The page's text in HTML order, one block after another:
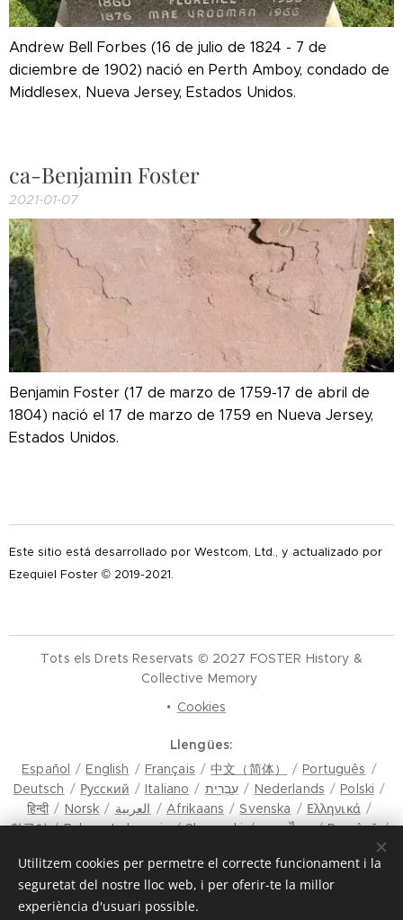
Andrew Bell Forbes (16 de julio de 1824 - 7 de
diciembre de 1902) nació en Perth Amboy, condado de
Middlesex, Nueva Jersey, Estados Unidos.
ca-Benjamin Foster
2021-01-07
Benjamin Foster (17 de marzo de 1759-17 de abril de
1804) nació el 17 de marzo de 1759 en Nueva Jersey,
Estados Unidos.
Este sitio está desarrollado por Westcom, Ltd., y actualizado por
Ezequiel Foster © 2019-2021.
Tots els Drets Reservats © 2027 FOSTER History &
Collective Memory
Cookies
Llengües
Español
English Français 中文（简体）
Português
Deutsch
Русский Italiano עִבְרִית Nederlands
Polski
हिन्दी
Norsk العربية Afrikaans Svenska
Ελληνικά
한국어
Bahasa Indonesia Slovenski ภาษาไทย
Română
Latviešu Valoda
Türkçe Tiếng Việt 日本語
Srpski
Eesti keel
Magyar മലയാളം فارسی
Bosanski
Lietuvių kalba
ภาษาไทย
Utilitzem cookies per permetre el correcte funcionament i la
seguretat del nostre lloc web, i per oferir-te la millor
experiència d'usuari possible.